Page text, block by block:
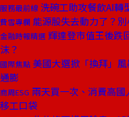
服務最前線 洗碗工助攻餐飲AI轉
費雪專欄 能源股失去動力了？
金融時報精選 輝達登市值王後跌
沫？
國際焦點 美國大選掀「換拜」
通膨
商周ESG 兩天買一次、消費高
移工口袋